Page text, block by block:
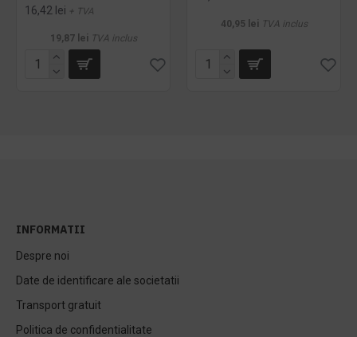
16,42 lei + TVA
19,87 lei TVA inclus
40,95 lei TVA inclus
INFORMATII
Despre noi
Date de identificare ale societatii
Transport gratuit
Politica de confidentialitate